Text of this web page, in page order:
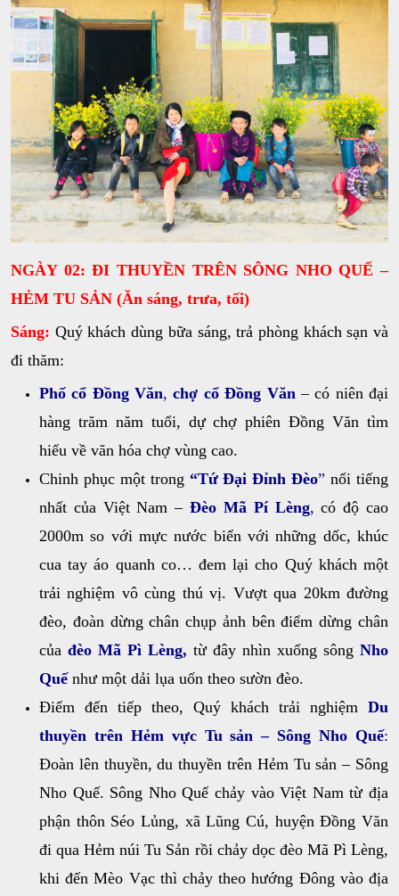
NGÀY 02: ĐI THUYỀN TRÊN SÔNG NHO QUẾ –
HẺM TU SẢN (Ăn sáng, trưa, tối)
Sáng: Quý khách dùng bữa sáng, trả phòng khách sạn và
đi thăm:
Phố cổ Đồng Văn,chợ cổ Đồng Văn – có niên đại
hàng trăm năm tuổi, dự chợ phiên Đồng Văn tìm
hiểu về văn hóa chợ vùng cao.
Chinh phục một trong “Tứ Đại Đỉnh Đèo” nổi tiếng
nhất của Việt Nam –Đèo Mã Pí Lèng, có độ cao
2000m so với mực nước biển với những dốc, khúc
cua tay áo quanh co… đem lại cho Quý khách một
trải nghiệm vô cùng thú vị. Vượt qua 20km đường
đèo, đoàn dừng chân chụp ảnh bên điểm dừng chân
của đèo Mã Pì Lèng, từ đây nhìn xuống sông Nho
Quếnhư một dải lụa uốn theo sườn đèo.
Điểm đến tiếp theo, Quý khách trải nghiệm Du
thuyền trên Hẻm vực Tu sản – Sông Nho Quế:
Đoàn lên thuyền, du thuyền trên Hẻm Tu sản – Sông
Nho Quế. Sông Nho Quế chảy vào Việt Nam từ địa
phận thôn Séo Lủng, xã Lũng Cú, huyện Đồng Văn
đi qua Hẻm núi Tu Sản rồi chảy dọc đèo Mã Pì Lèng,
khi đến Mèo Vạc thì chảy theo hướng Đông vào địa